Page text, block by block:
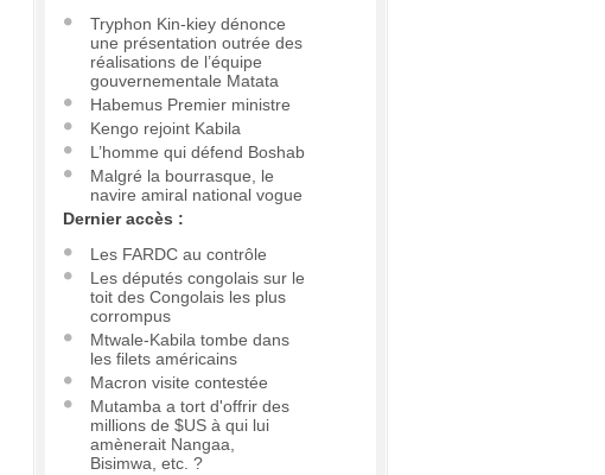
Tryphon Kin-kiey dénonce
une présentation outrée des
réalisations de l’équipe
gouvernementale Matata
Habemus Premier ministre
Kengo rejoint Kabila
L’homme qui défend Boshab
Malgré la bourrasque, le
navire amiral national vogue
Dernier accès :
Les FARDC au contrôle
Les députés congolais sur le
toit des Congolais les plus
corrompus
Mtwale-Kabila tombe dans
les filets américains
Macron visite contestée
Mutamba a tort d'offrir des
millions de $US à qui lui
amènerait Nangaa,
Bisimwa, etc. ?